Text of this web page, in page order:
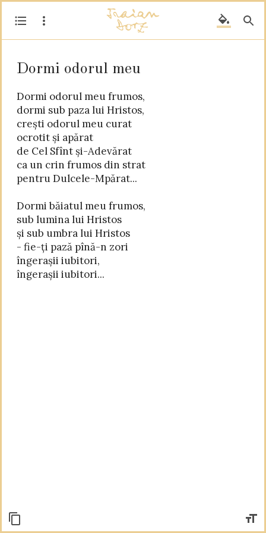
Dormi odorul meu
Dormi odorul meu frumos,
dormi sub paza lui Hristos,
crești odorul meu curat
ocrotit și apărat
de Cel Sfînt și-Adevărat
ca un crin frumos din strat
pentru Dulcele-Mpărat...
Dormi băiatul meu frumos,
sub lumina lui Hristos
și sub umbra lui Hristos
- fie-ți pază pînă-n zori
îngerașii iubitori,